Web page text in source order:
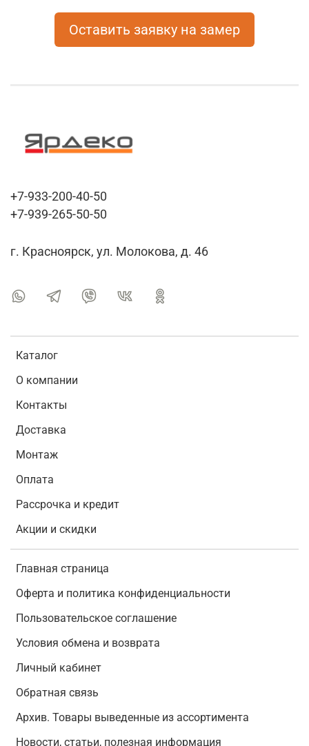
Оставить заявку на замер
Каталог
О компании
Контакты
Доставка
Монтаж
Оплата
Рассрочка и кредит
Акции и скидки
Главная страница
Оферта и политика конфиденциальности
Пользовательское соглашение
Условия обмена и возврата
Личный кабинет
Обратная связь
Архив. Товары выведенные из ассортимента
Новости, статьи, полезная информация
+7-933-200-40-50
+7-939-265-50-50
г. Красноярск, ул. Молокова, д. 46